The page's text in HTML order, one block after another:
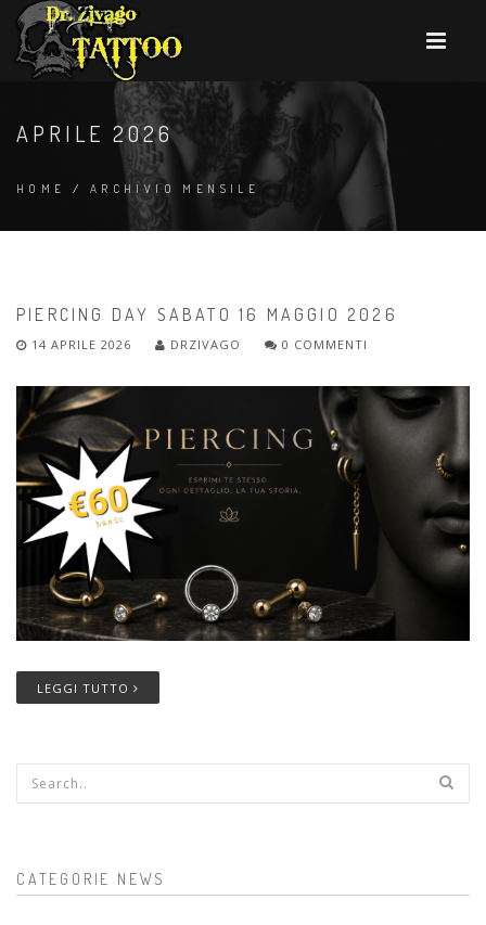
APRILE 2026
HOME / ARCHIVIO MENSILE
PIERCING DAY SABATO 16 MAGGIO 2026
14 APRILE 2026 DRZIVAGO 0 COMMENTI
LEGGI TUTTO
Form di ricerca
CATEGORIE NEWS